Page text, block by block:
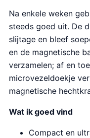
Na enkele weken
steeds goed uit. De
slijtage en bleef
en de magnetische
verzamelen; af en
microvezeldoekje
magnetische
Wat ik goed vind
Compact en